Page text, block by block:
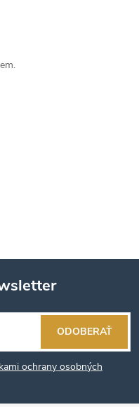
ochrany osobných
ODOBERAŤ